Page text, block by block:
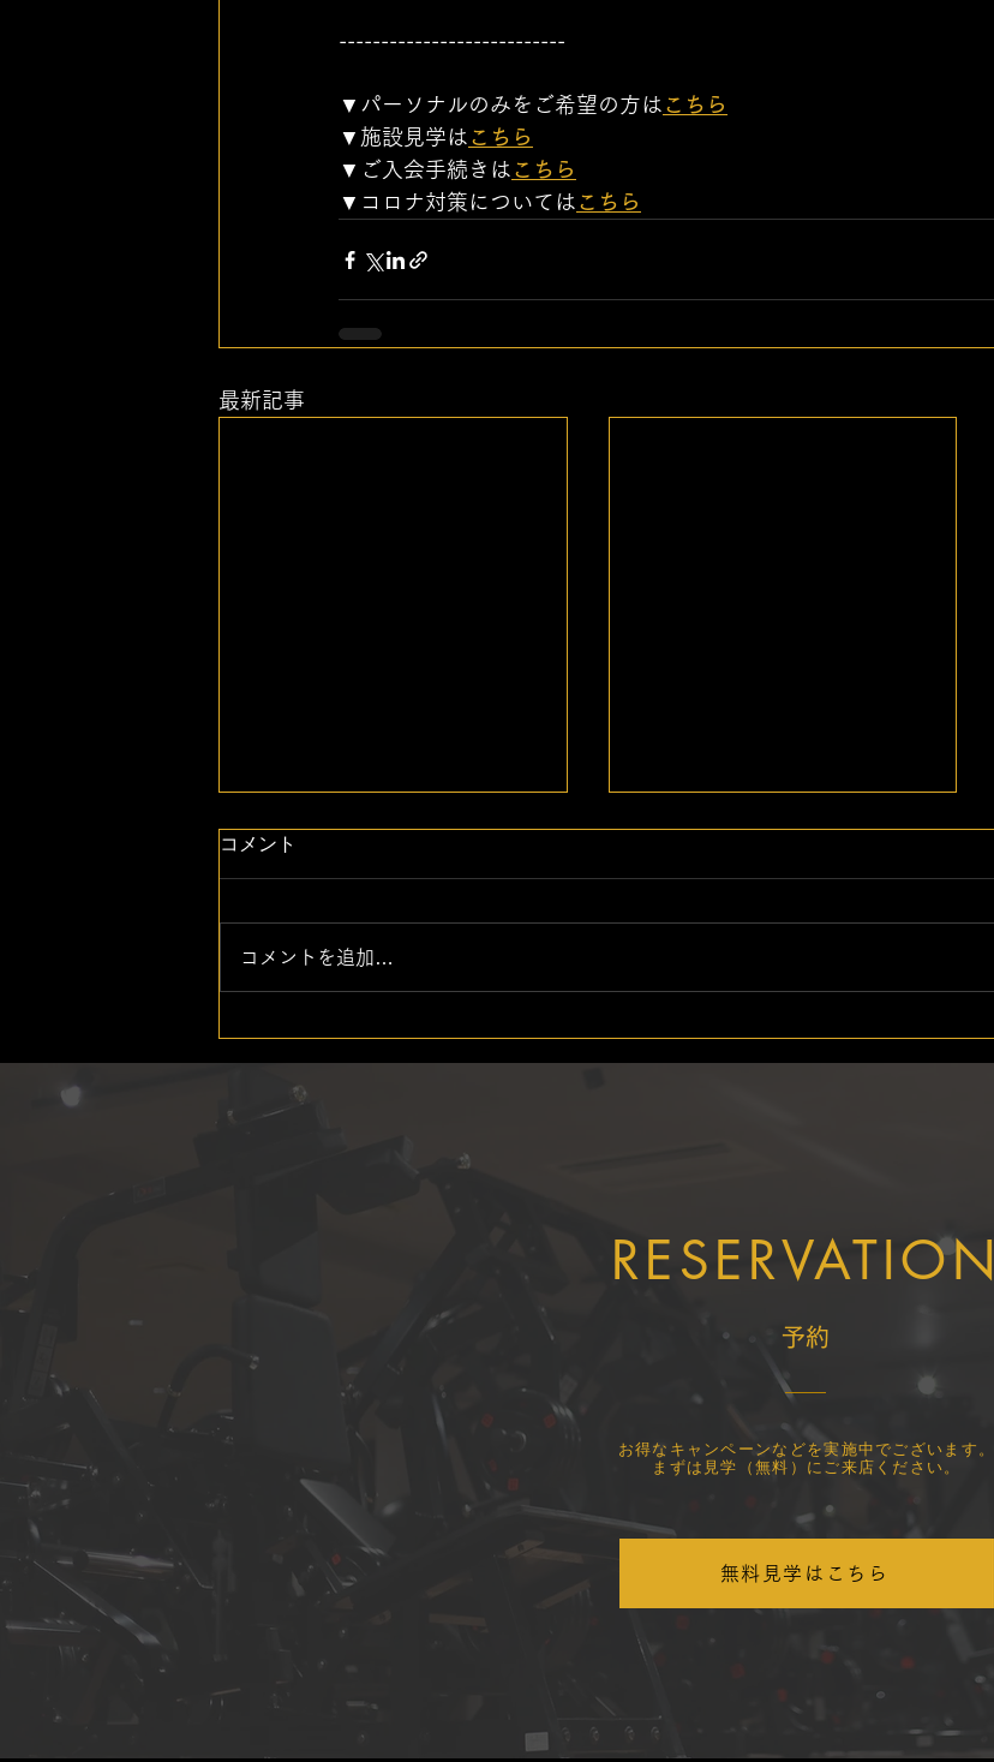
---------------------------
▼パーソナルのみをご希望の方は こちら
▼施設見学は こちら
▼ご入会手続きは こちら
▼コロナ対策については こちら
最新記事
ILUTY FITNESS CLUBでは
安心・安全なサービスの提供
に努めています
【実践型勉強会】講師を招い
ての実践型勉強会が開催され
コメント
コメントを追加…
RESERVATION
​予約
​お得なキャンペーンなどを実施中でございます。
まずは見学（無料）にご来店ください。
無料見学はこちら